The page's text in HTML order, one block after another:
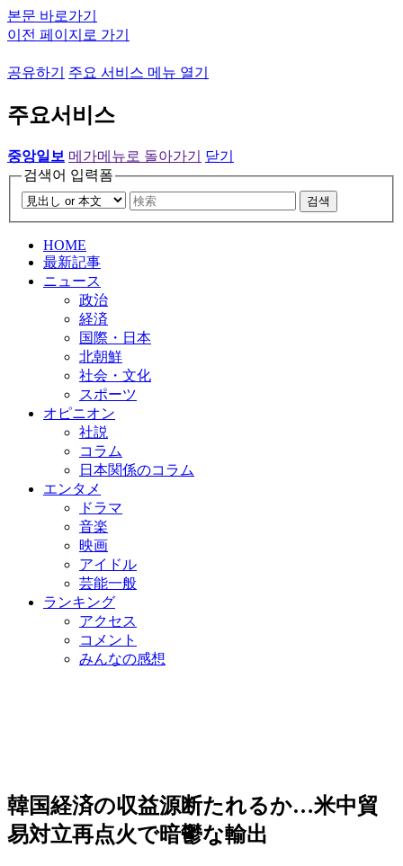
본문 바로가기
이전 페이지로 가기
공유하기 주요 서비스 메뉴 열기
주요서비스
중앙일보 메가메뉴로 돌아가기
닫기
검색어 입력폼
검색
HOME
最新記事
ニュース
政治
経済
国際・日本
北朝鮮
社会・文化
スポーツ
オピニオン
社説
コラム
日本関係のコラム
エンタメ
ドラマ
音楽
映画
アイドル
芸能一般
ランキング
アクセス
コメント
みんなの感想
韓国経済の収益源断たれるか…米中貿
易対立再点火で暗鬱な輸出